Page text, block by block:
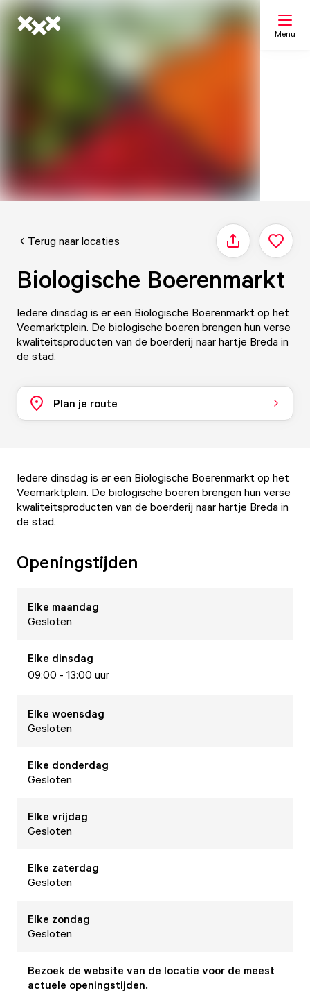
Menu
Terug naar locaties Delen
Biologische Boerenmarkt
Iedere dinsdag is er een Biologische Boerenmarkt op het
Veemarktplein. De biologische boeren brengen hun verse
kwaliteitsproducten van de boerderij naar hartje Breda in
de stad.
Plan je route
Iedere dinsdag is er een Biologische Boerenmarkt op het
Veemarktplein. De biologische boeren brengen hun verse
kwaliteitsproducten van de boerderij naar hartje Breda in
de stad.
Openingstijden
Elke maandag
Gesloten
Elke dinsdag
09:00 - 13:00 uur
Elke woensdag
Gesloten
Elke donderdag
Gesloten
Elke vrijdag
Gesloten
Elke zaterdag
Gesloten
Elke zondag
Gesloten
Bezoek de website van de locatie voor de meest
actuele openingstijden.